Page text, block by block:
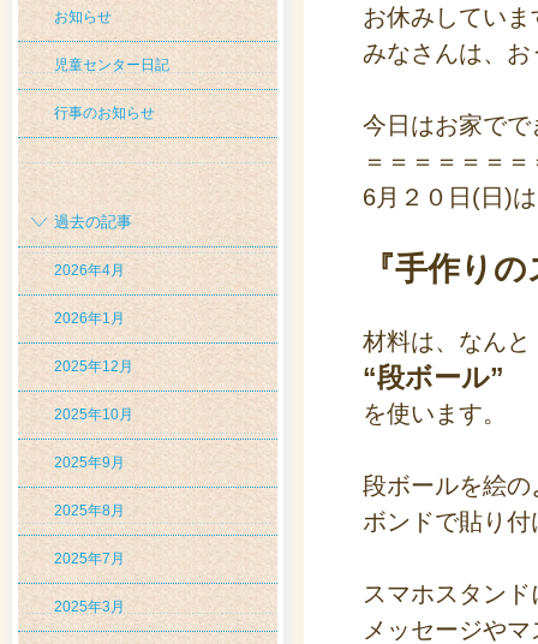
お知らせ
児童センター日記
行事のお知らせ
過去の記事
2026年4月
2026年1月
2025年12月
2025年10月
2025年9月
2025年8月
2025年7月
2025年3月
お休みしていま
みなさんは、
今日はお家で
＝＝＝＝＝＝
6月２０日(日)
『手作り
材料は、なんと
“段ボール”
を使います。
段ボールを絵
ボンドで貼り
スマホスタンド
メッセージや